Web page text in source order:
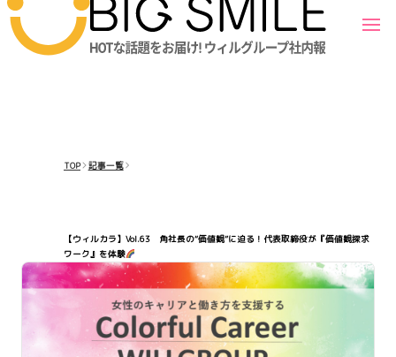
TOP 記事一覧
【ウィルカラ】Vol.63 角社長の“価値観”に迫る！代表取締役が『価値観探求
ワーク』を体験